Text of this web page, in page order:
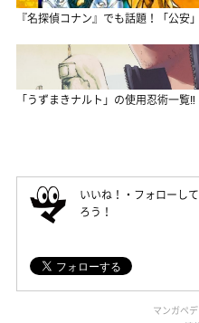
『名探偵コナン』でも話題！「公安
「うずまきナルト」の使用忍術一覧‼
いいね！・フォローし
ろう！
マンガペ